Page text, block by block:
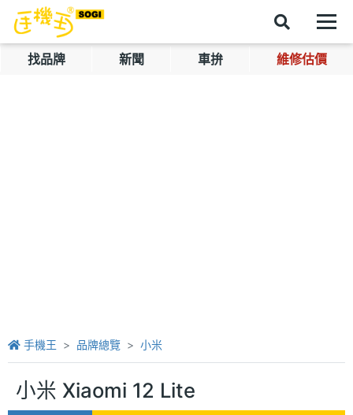
找品牌 新聞 車拚 維修估價
手機王 品牌總覽 小米
小米 Xiaomi 12 Lite